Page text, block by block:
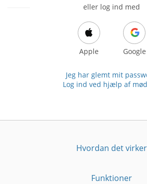
eller log ind med
Apple Google
Jeg har glemt mit
Log ind ved hjælp af
Hvordan det virker
Funktioner